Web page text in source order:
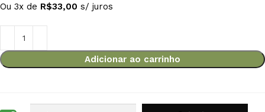
Ou 3x de R$33,00 s/ juros
Adicionar ao carrinho